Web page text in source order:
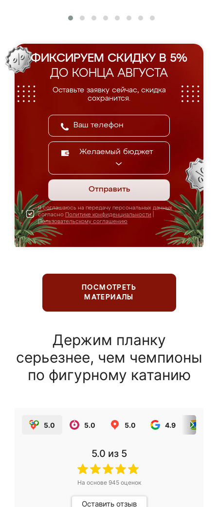
ФИКСИРУЕМ СКИДКУ В 5%
ДО КОНЦА АВГУСТА
Оставьте заявку сейчас, скидка
сохранится.
Желаемый бюджет
Отправить
Я соглашаюсь на передачу персональных данных
согласно Политике конфиденциальности
Пользовательскому соглашению
ПОСМОТРЕТЬ
МАТЕРИАЛЫ
Держим планку
серьезнее, чем чемпионы
по фигурному катанию
5.0 5.0 5.0 4.9
5.0 из 5
На основе 945оценок
Оставить отзыв